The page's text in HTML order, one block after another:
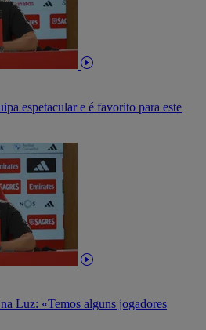
espetacular e é favorito para este
Luz: «Temos alguns jogadores